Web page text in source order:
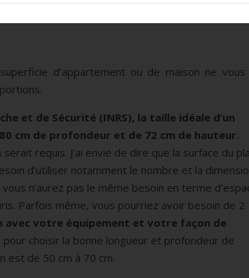
d’appartement ou de maison ne vous
et de Sécurité (INRS), la taille idéale d’un
cm de profondeur et de 72 cm de hauteur.
requis. J’ai envie de dire que la surface du
d’utiliser notamment le nombre et la
n’aurez pas le même besoin en terme
Parfois même, vous pourriez avoir besoin de 2
avec votre équipement et votre façon de
choisir la bonne longueur et profondeur de
est de 50 cm à 70 cm.